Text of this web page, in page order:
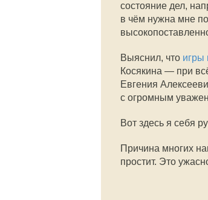
состояние дел,
в чём нужна мне
Выяснил, что игры
Косякина — при
Евгения
с огромным
Вот здесь я себя
Причина многих
простит. Это